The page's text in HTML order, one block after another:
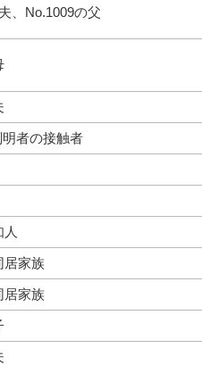
、No.1009の父
者の接触者
人
居家族
居家族